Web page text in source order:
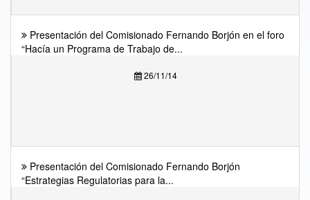
Presentación del Comisionado Fernando Borjón en el foro
“Hacía un Programa de Trabajo de...
26/11/14
Presentación del Comisionado Fernando Borjón
“Estrategias Regulatorias para la...